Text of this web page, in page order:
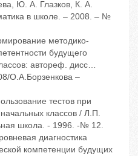
Ю. А. Глазков, К. А.
в школе. – 2008. – №
методико-
будущего
автореф. дисс…
О.А.Борзенкова –
тестов при
классов / Л.П.
школа. - 1996. -№ 12.
диагностика
компетенции будущих